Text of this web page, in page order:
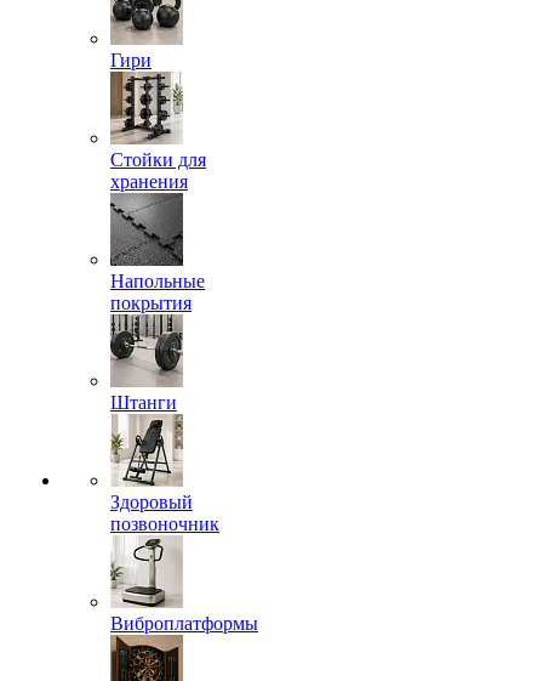
Гири
Стойки для
хранения
Напольные
покрытия
Штанги
Здоровый
позвоночник
Виброплатформы